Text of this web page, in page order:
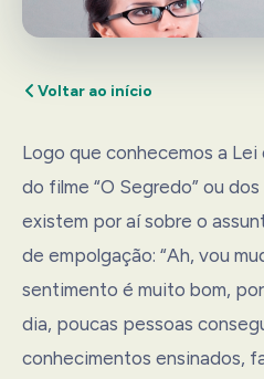
Voltar ao início
Logo que conhecemos a
do filme “O Segredo” ou
existem por aí sobre o
de empolgação: “Ah, vou
sentimento é muito bom,
dia, poucas pessoas
conhecimentos ensinados,